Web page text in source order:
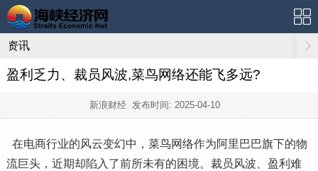
资讯
盈利乏力、裁员风波,菜鸟网络还能飞多远?
新浪财经 发布时间: 2025-04-10
在电商行业的风云变幻中，菜鸟网络作为阿里巴巴旗下的物
流巨头，近期却陷入了前所未有的困境。裁员风波、盈利难